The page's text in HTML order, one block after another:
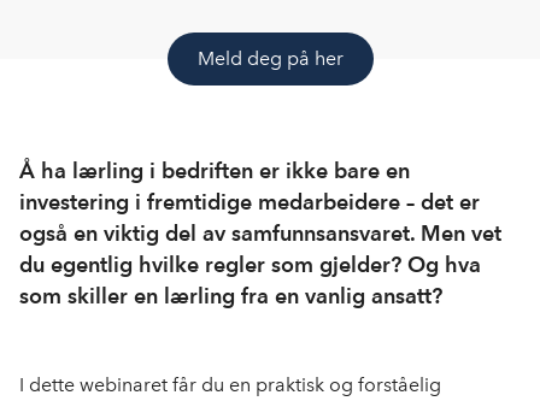
Meld deg på her
Å ha lærling i bedriften er ikke bare en
investering i fremtidige medarbeidere – det er
også en viktig del av samfunnsansvaret. Men vet
du egentlig hvilke regler som gjelder? Og hva
som skiller en lærling fra en vanlig ansatt?
I dette webinaret får du en praktisk og forståelig